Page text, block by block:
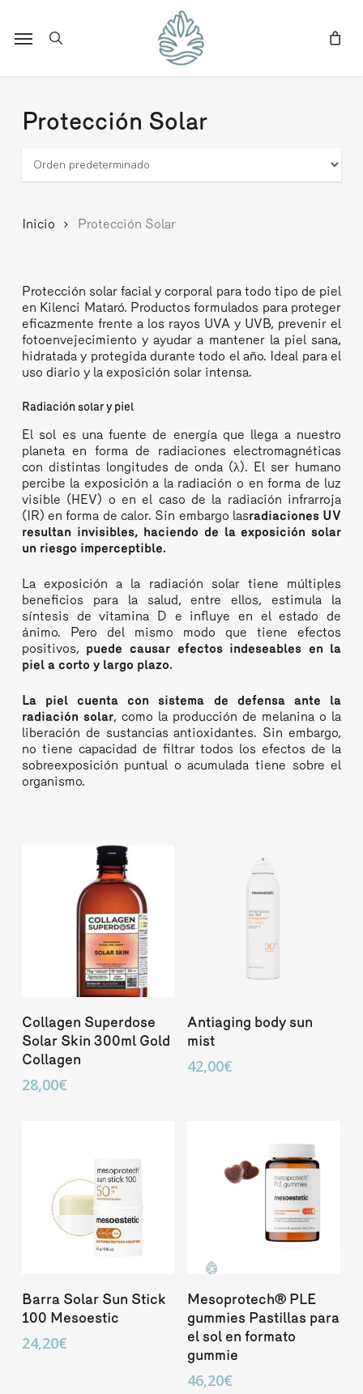
main
Protección Solar
Inicio Protección Solar
Protección solar facial y corporal para todo tipo de piel
en Kilenci Mataró. Productos formulados para proteger
eficazmente frente a los rayos UVA y UVB, prevenir el
fotoenvejecimiento y ayudar a mantener la piel sana,
hidratada y protegida durante todo el año. Ideal para el
uso diario y la exposición solar intensa.
Radiación solar y piel
El sol es una fuente de energía que llega a nuestro
planeta en forma de radiaciones electromagnéticas
con distintas longitudes de onda (λ). El ser humano
percibe la exposición a la radiación o en forma de luz
visible (HEV) o en el caso de la radiación infrarroja
(IR) en forma de calor. Sin embargo lasradiaciones UV
resultan invisibles, haciendo de la exposición solar
un riesgo imperceptible.
La exposición a la radiación solar tiene múltiples
beneficios para la salud, entre ellos, estimula la
síntesis de vitamina D e influye en el estado de
ánimo. Pero del mismo modo que tiene efectos
positivos, puede causar efectos indeseables en la
piel a corto y largo plazo.
La piel cuenta con sistema de defensa ante la
radiación solar, como la producción de melanina o la
liberación de sustancias antioxidantes. Sin embargo,
no tiene capacidad de filtrar todos los efectos de la
sobreexposición puntual o acumulada tiene sobre el
organismo.
Añadir Al Carrito
Collagen Superdose
Solar Skin 300ml Gold
Collagen
28,00€
Añadir Al Carrito
Antiaging body sun
mist
42,00€
Añadir Al Carrito
Barra Solar Sun Stick
100 Mesoestic
24,20€
Añadir Al Carrito
Mesoprotech® PLE
gummies Pastillas para
el sol en formato
gummie
46,20€